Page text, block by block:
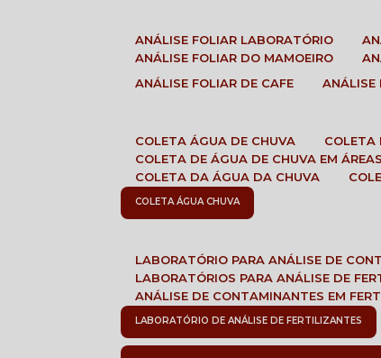
ANÁLISE FOLIAR LABORATÓRIO
ANÁLISE FOLIAR DO MAMOEIRO
ANÁLISE FOLIAR DE CAFE
COLETA ÁGUA DE CHUVA
COLETA DE ÁGUA DE CHUVA EM
COLETA DA ÁGUA DA CHUVA
COLETA ÁGUA CHUVA
LABORATÓRIO PARA ANÁLISE DE
LABORATÓRIOS PARA ANÁLISE DE
ANÁLISE DE CONTAMINANTES EM
LABORATÓRIO DE ANÁLISE DE FERTILIZANTES